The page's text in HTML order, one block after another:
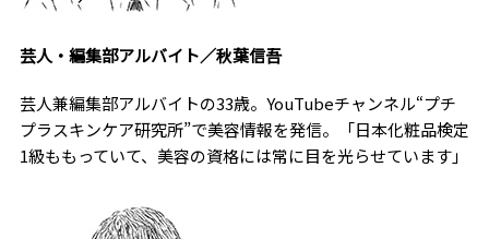
芸人・編集部アルバイト／秋葉信吾
芸人兼編集部アルバイトの33歳。YouTubeチャンネル“プチ
プラスキンケア研究所”で美容情報を発信。「日本化粧品検定
1級ももっていて、美容の資格には常に目を光らせています」